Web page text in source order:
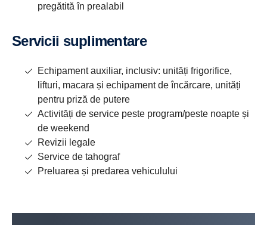
pregătită în prealabil
Servicii suplimentare
Echipament auxiliar, inclusiv: unități frigorifice,
lifturi, macara și echipament de încărcare, unități
pentru priză de putere
Activități de service peste program/peste noapte și
de weekend
Revizii legale
Service de tahograf
Preluarea și predarea vehiculului